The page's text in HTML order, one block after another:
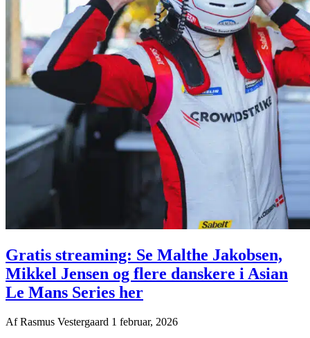
Gratis streaming: Se Malthe Jakobsen,
Mikkel Jensen og flere danskere i Asian
Le Mans Series her
AfRasmus Vestergaard 1 februar, 2026